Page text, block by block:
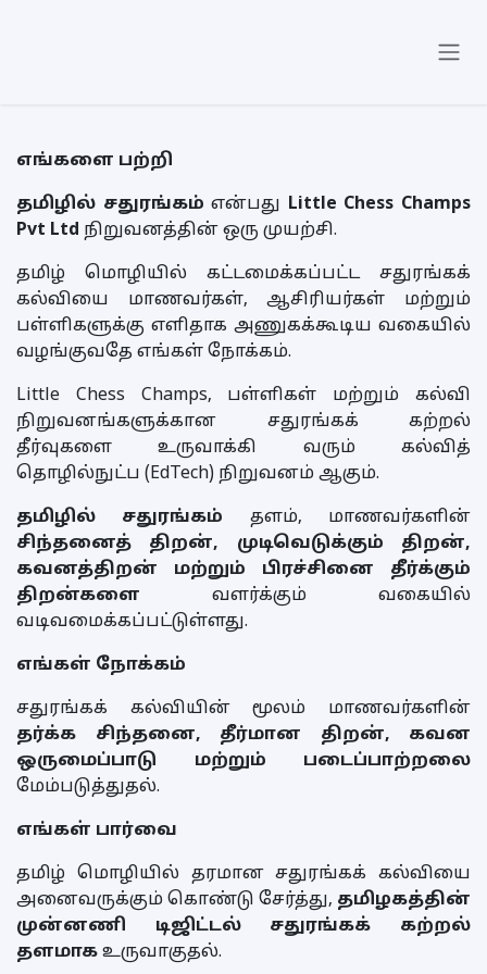
எங்களை பற்றி
தமிழில் சதுரங்கம் என்பது Little Chess Champs
Pvt Ltd நிறுவனத்தின் ஒரு முயற்சி.
தமிழ் மொழியில் கட்டமைக்கப்பட்ட சதுரங்கக்
கல்வியை மாணவர்கள், ஆசிரியர்கள் மற்றும்
பள்ளிகளுக்கு எளிதாக அணுகக்கூடிய வகையில்
வழங்குவதே எங்கள் நோக்கம்.
Little Chess Champs, பள்ளிகள் மற்றும் கல்வி
நிறுவனங்களுக்கான சதுரங்கக் கற்றல்
தீர்வுகளை உருவாக்கி வரும் கல்வித்
தொழில்நுட்ப (EdTech) நிறுவனம் ஆகும்.
தமிழில் சதுரங்கம் தளம், மாணவர்களின்
சிந்தனைத் திறன், முடிவெடுக்கும் திறன்,
கவனத்திறன் மற்றும் பிரச்சினை தீர்க்கும்
திறன்களை வளர்க்கும் வகையில்
வடிவமைக்கப்பட்டுள்ளது.
எங்கள் நோக்கம்
சதுரங்கக் கல்வியின் மூலம் மாணவர்களின்
தர்க்க சிந்தனை, தீர்மான திறன், கவன
ஒருமைப்பாடு மற்றும் படைப்பாற்றலை
மேம்படுத்துதல்.
எங்கள் பார்வை
தமிழ் மொழியில் தரமான சதுரங்கக் கல்வியை
அனைவருக்கும் கொண்டு சேர்த்து, தமிழகத்தின்
முன்னணி டிஜிட்டல் சதுரங்கக் கற்றல்
தளமாக உருவாகுதல்.